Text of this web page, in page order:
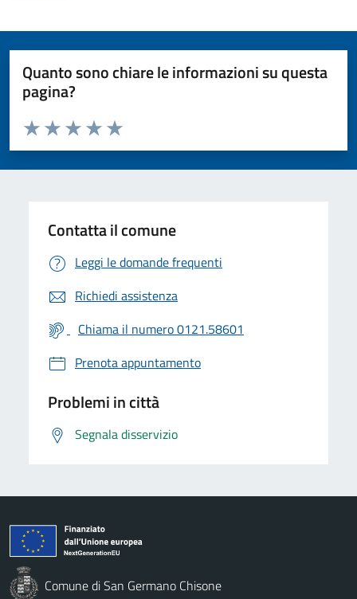
Quanto sono chiare le informazioni su questa
pagina?
Valuta da 1 a 5 stelle la pagina
Valuta 5 stelle su 5
Valuta 4 stelle su 5
Valuta 3 stelle su 5
Valuta 2 stelle su 5
Valuta 1 stelle su 5
Contatta il comune
Leggi le domande frequenti
Richiedi assistenza
Chiama il numero 0121.58601
Prenota appuntamento
Problemi in città
Segnala disservizio
Comune di San Germano Chisone